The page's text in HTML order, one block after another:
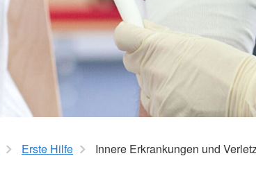
Erste Hilfe Innere Erkrankungen und